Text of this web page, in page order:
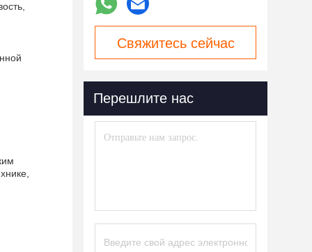
Свяжитесь сейчас
Перешлите нас